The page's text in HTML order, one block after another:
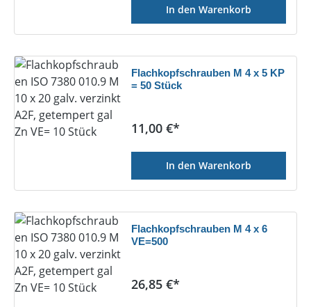
In den Warenkorb
Flachkopfschrauben M 4 x 5 KP
= 50 Stück
Regulärer Preis:
11,00 €*
In den Warenkorb
Flachkopfschrauben M 4 x 6
VE=500
Regulärer Preis:
26,85 €*